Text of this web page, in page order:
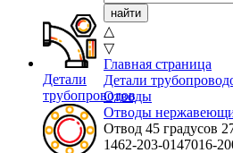
Детали
трубопроводов
△
▽
Главная страница
Детали
Отводы
Отводы
Отвод 45 градусов
1462-203-0147016-